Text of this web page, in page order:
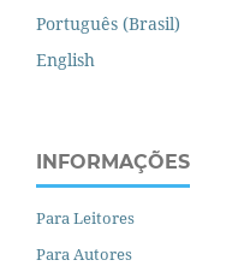
Português (Brasil)
English
INFORMAÇÕES
Para Leitores
Para Autores